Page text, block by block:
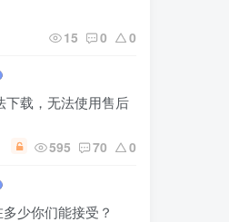
15 0 0
下载，无法使用售后
595 70 0
少你们能接受？